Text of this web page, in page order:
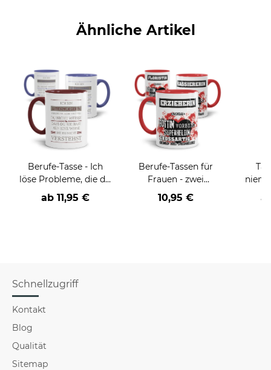
Ähnliche Artikel
Berufe-Tasse - Ich
löse Probleme, die du
nicht verstehst -
verschiedene Berufe
ab 11,95 €
Berufe-Tassen für
Frauen - zwei
Farbvarianten
10,95 €
Schnellzugriff
Kontakt
Blog
Qualität
Sitemap